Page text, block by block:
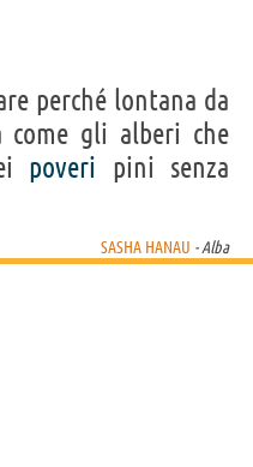
perché lontana da
come gli alberi che
poveri pini senza
SASHA HANAU - Alba